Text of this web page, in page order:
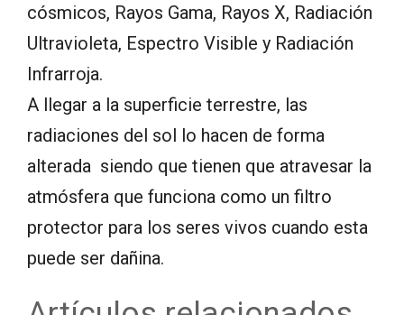
cósmicos, Rayos Gama, Rayos X, Radiación
Ultravioleta, Espectro Visible y Radiación
Infrarroja.
A llegar a la superficie terrestre, las
radiaciones del sol lo hacen de forma
alterada siendo que tienen que atravesar la
atmósfera que funciona como un filtro
protector para los seres vivos cuando esta
puede ser dañina.